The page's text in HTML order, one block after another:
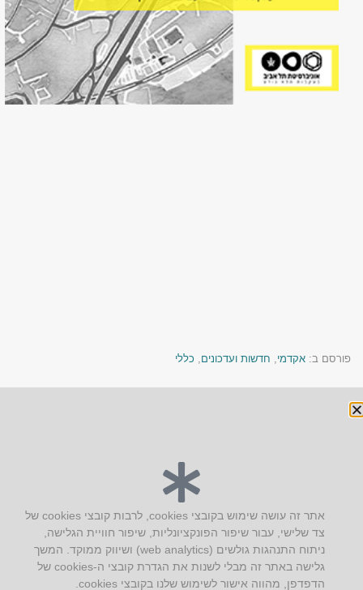
פורסם ב: אקדמי חדשות ועדכונים כללי
« הקודם
אתר זה עושה שימוש בקובצי cookies, לרבות קובצי cookies של
צד שלישי, עבור שיפור הפונקציונליות, שיפור חוויית הגלישה,
ניתוח התנהגות גולשים (web analytics) ושיווק ממוקד. המשך
גלישה באתר זה מבלי לשנות את הגדרת קובצי ה-cookies של
הדפדפן, מהווה אישור לשימוש שלנו בקובצי cookies.